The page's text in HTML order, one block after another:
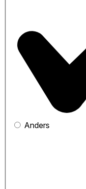
Anders